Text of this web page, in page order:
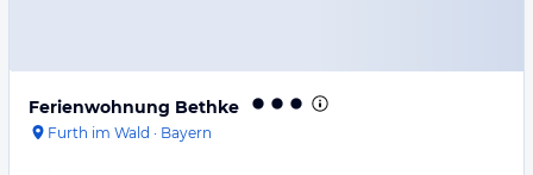
Ferienwohnung Bethke
Furth im Wald · Bayern